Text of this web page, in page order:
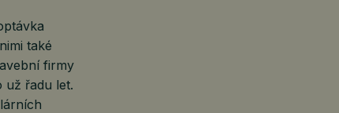
také
firmy
už řadu let.